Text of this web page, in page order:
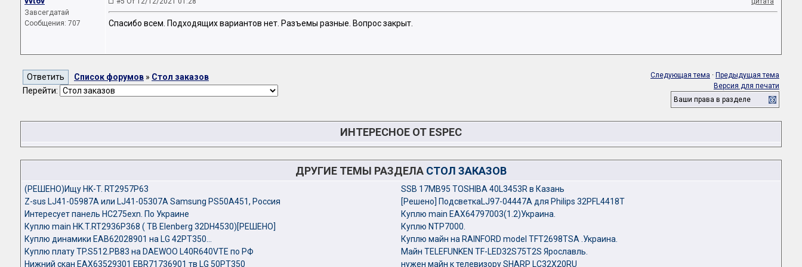
Завсегдатай
Сообщения: 707
Спасибо всем. Подходящих вариантов нет. Разъемы разные. Вопрос закрыт.
Список форумов » Стол заказов
Перейти:
Следующая тема · Предыдущая тема
Версия для печати
Ваши права в разделе
ИНТЕРЕСНОЕ ОТ ESPEC
ДРУГИЕ ТЕМЫ РАЗДЕЛА СТОЛ ЗАКАЗОВ
(РЕШЕНО)Ищу HK-T. RT2957P63
SSB 17MB95 TOSHIBA 40L3453R в Казань
Z-sus LJ41-05987A или LJ41-05307A Samsung PS50A451, Россия
[Решено] ПодсветкаLJ97-04447A для Philips 32PFL4418T
Интересует панель HC275exn. По Украине
Куплю main EAX64797003(1.2)Украина.
Куплю main HK.T.RT2936P368 ( ТВ Elenberg 32DH4530)[РЕШЕНО]
Куплю NTP7000.
Куплю динамики EAB62028901 на LG 42PT350...
Куплю майн на RAINFORD model TFT2698TSA .Украина.
Куплю плату TP.S512.PB83 на DAEWOO L40R640VTE по РФ
Майн TELEFUNKEN TF-LED32S75T2S Ярославль.
Нижний скан EAX63529301 EBR71736901 тв LG 50PT350
нужен майн к телевизору SHARP LC32X20RU